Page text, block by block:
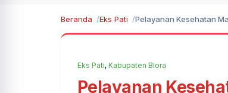
Beranda Eks Pati Pelayanan Kesehatan
Eks Pati, Kabupaten Blora
Pelayanan